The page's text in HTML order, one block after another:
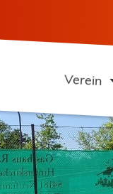
Verein